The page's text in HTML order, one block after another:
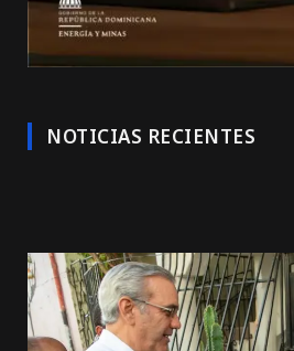
NOTICIAS RECIENTES